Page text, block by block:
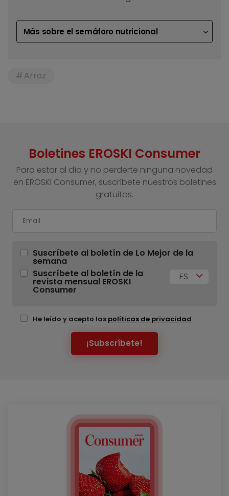
Más sobre el semáforo nutricional
Arroz
Boletines EROSKI Consumer
Para estar al día y no perderte ninguna novedad
en EROSKI Consumer, suscríbete nuestros boletines
gratuitos.
Suscríbete al boletín de Lo Mejor de la
semana
Suscríbete al boletín de la
revista mensual EROSKI
Consumer
ES
He leído y acepto las políticas de privacidad
¡Subscríbete!